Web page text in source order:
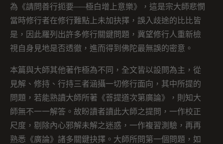
為《請問善行扼要──極白增上意樂》，這是宗大師悲憫
當時修行者在修行難點上未加抉擇，誤入歧途的比比皆
是，因此羅列出許多修行關鍵問題，冀望修行人重新檢
視自身見地是否透徹，進而得到佛陀最無誤的密意。
本篇與大師其他著作極為不同，全文皆以設問為主，從
見解、修持、行持三者涵攝一切修行面向，其中所提的
問題，若能熟讀大師所著《菩提道次第廣論》，則知大
師無不一一解答。故盼讀者讀此大師之提問，一作校正
尺度，剔除內心邪解未解之迷惑，一作複習測驗，再再
熟悉《廣論》諸多關鍵抉擇。大師所問第一個問題，如